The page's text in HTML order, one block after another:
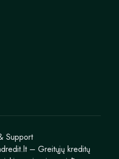
– Greitųjų kreditų
Support